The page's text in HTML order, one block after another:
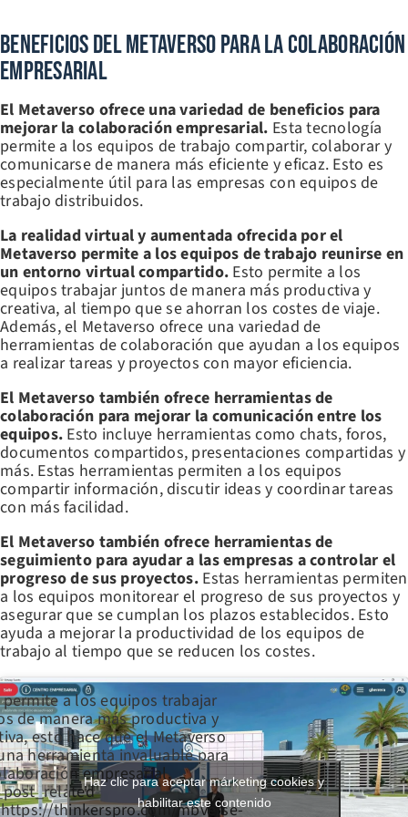
Beneficios Del Metaverso Para La Colaboración
Empresarial
El Metaverso ofrece una variedad de beneficios para
mejorar la colaboración empresarial. Esta tecnología
permite a los equipos de trabajo compartir, colaborar y
comunicarse de manera más eficiente y eficaz. Esto es
especialmente útil para las empresas con equipos de
trabajo distribuidos.
La realidad virtual y aumentada ofrecida por el
Metaverso permite a los equipos de trabajo reunirse en
un entorno virtual compartido. Esto permite a los
equipos trabajar juntos de manera más productiva y
creativa, al tiempo que se ahorran los costes de viaje.
Además, el Metaverso ofrece una variedad de
herramientas de colaboración que ayudan a los equipos
a realizar tareas y proyectos con mayor eficiencia.
El Metaverso también ofrece herramientas de
colaboración para mejorar la comunicación entre los
equipos. Esto incluye herramientas como chats, foros,
documentos compartidos, presentaciones compartidas y
más. Estas herramientas permiten a los equipos
compartir información, discutir ideas y coordinar tareas
con más facilidad.
El Metaverso también ofrece herramientas de
seguimiento para ayudar a las empresas a controlar el
progreso de sus proyectos. Estas herramientas permiten
a los equipos monitorear el progreso de sus proyectos y
asegurar que se cumplan los plazos establecidos. Esto
ayuda a mejorar la productividad de los equipos de
trabajo al tiempo que se reducen los costes.
permite a los equipos trabajar
de manera más productiva y
esto hace que el Metaverso
herramienta invaluable para
empresarial.
thinkerspro.com/mbverse-
Haz clic para aceptar márketing cookies y
habilitar este contenido